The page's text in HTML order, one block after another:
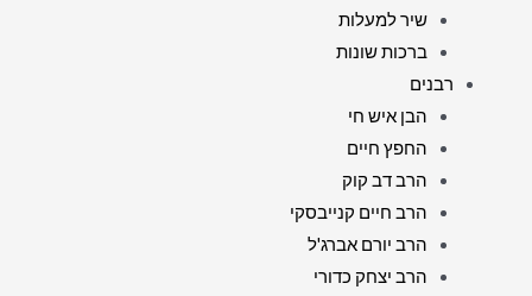
שיר למעלות
ברכות שונות
רבנים
הבן איש חי
החפץ חיים
הרב דב קוק
הרב חיים קנייבסקי
הרב יורם אברג'ל
הרב יצחק כדורי